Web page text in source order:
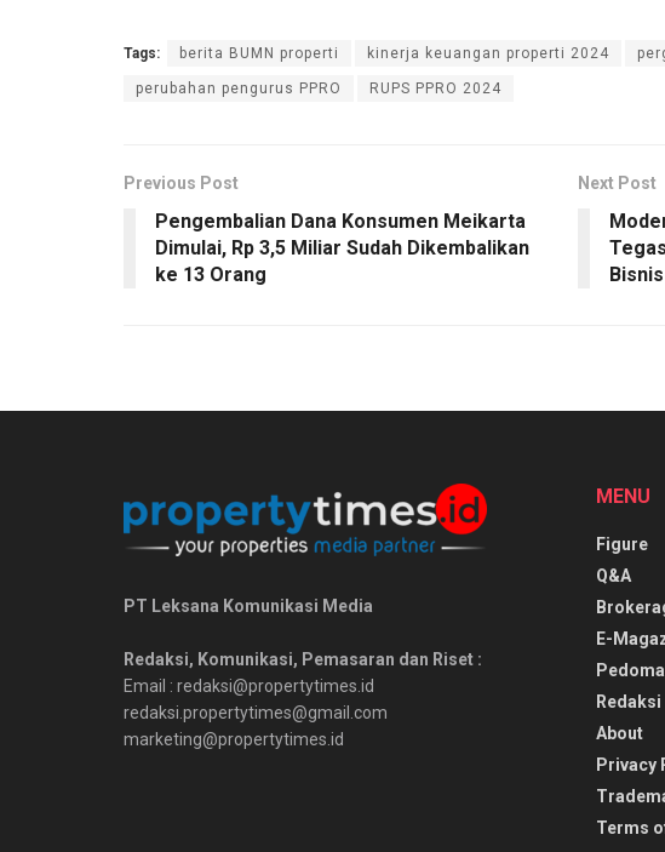
Tags: berita BUMN properti kinerja keuangan properti 2024
perubahan pengurus PPRO RUPS PPRO 2024
Previous Post
Pengembalian Dana Konsumen Meikarta
Dimulai, Rp 3,5 Miliar Sudah Dikembalikan
ke 13 Orang
Next Post
Bisnis
PT Leksana Komunikasi Media
Redaksi, Komunikasi, Pemasaran dan Riset :
Email : redaksi@propertytimes.id
redaksi.propertytimes@gmail.com
marketing@propertytimes.id
MENU
Figure
Q&A
E-
Redaksi
About
Privacy
Terms